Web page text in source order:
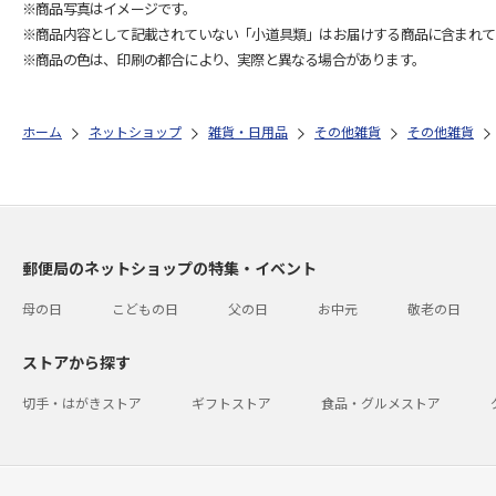
※商品写真はイメージです。
※商品内容として記載されていない「小道具類」はお届けする商品に含まれ
※商品の色は、印刷の都合により、実際と異なる場合があります。
ホーム ネットショップ 雑貨・日用品 その他雑貨 その他雑貨
郵便局のネットショップの特集・イベント
母の日 こどもの日 父の日 お中元 敬老の日
ストアから探す
切手・はがきストア ギフトストア 食品・グルメストア